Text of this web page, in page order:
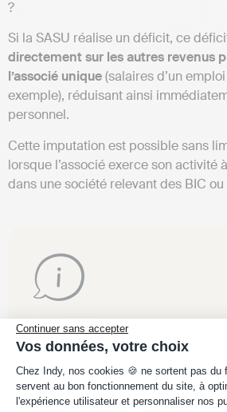
Continuer sans accepter
Vos données, votre choix
Plateforme de Gestion du
Chez Indy, nos cookies 🍪 ne sortent pas du
servent au bon fonctionnement du site, à
l'expérience utilisateur et personnaliser nos
?
Si la SASU réalise un déficit, ce
directement sur les autres revenus
l’associé unique(salaires d’un
exemple), réduisant ainsi
personnel.
Cette imputation est possible sans
lorsque l’associé exerce son activité
dans une société relevant des BIC
À noter: contrairement à l’IS, il
d’effectuer un report en arrière
revanche, si le déficit ne peut
entièrement imputé sur le revenu
reliquat est reportable sur les 6